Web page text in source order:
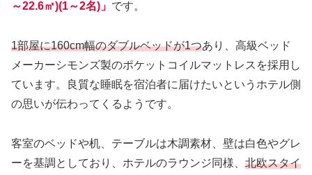
～22.6㎡)(1～2名)」 です。
1部屋に160cm幅のダブルベッドが1つあり、高級ベッド
メーカーシモンズ製のポケットコイルマットレスを採用し
ています。良質な睡眠を宿泊者に届けたいというホテル側
の思いが伝わってくるようです。
客室のベッドや机、テーブルは木調素材、壁は白色やグレ
ーを基調としており、ホテルのラウンジ同様、 北欧スタイ